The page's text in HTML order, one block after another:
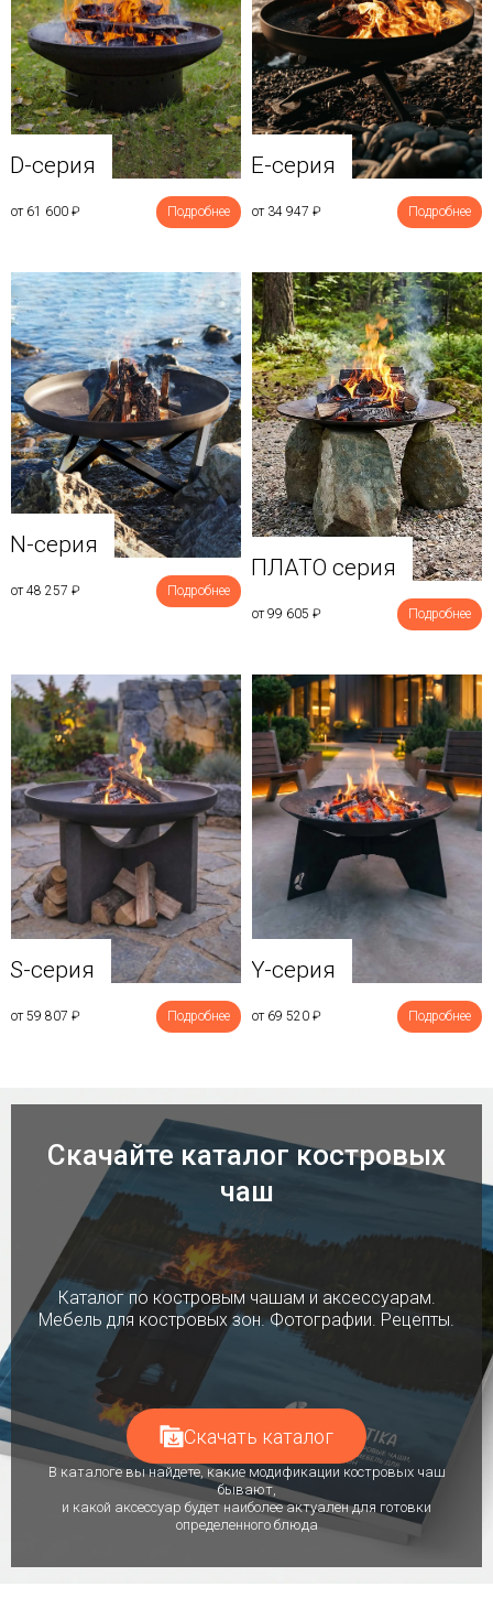
D-серия
от 61 600 ₽ Подробнее
E-серия
от 34 947 ₽ Подробнее
N-серия
от 48 257 ₽ Подробнее
ПЛАТО серия
от 99 605 ₽ Подробнее
S-серия
от 59 807 ₽ Подробнее
Y-серия
от 69 520 ₽ Подробнее
Скачайте каталог костровых
чаш
Каталог по костровым чашам и аксессуарам.
Мебель для костровых зон. Фотографии. Рецепты.
Скачать каталог
В каталоге вы найдете, какие модификации костровых чаш
бывают,
и какой аксессуар будет наиболее актуален для готовки
определенного блюда